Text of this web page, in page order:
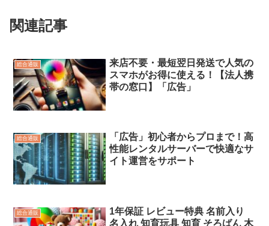
関連記事
総合通販
来店不要・最短翌日発送で人気の
スマホがお得に使える！【法人携
帯の窓口】「広告」
総合通販
「広告」初心者からプロまで！高
性能レンタルサーバーで快適なサ
イト運営をサポート
総合通販
1年保証 レビュー特典 名前入り
名入れ 知育玩具 知育 そろばん 木